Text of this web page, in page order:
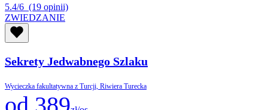
5.4/6 (19 opinii)
ZWIEDZANIE
Sekrety Jedwabnego Szlaku
Wycieczka fakultatywna z Turcji, Riwiera Turecka